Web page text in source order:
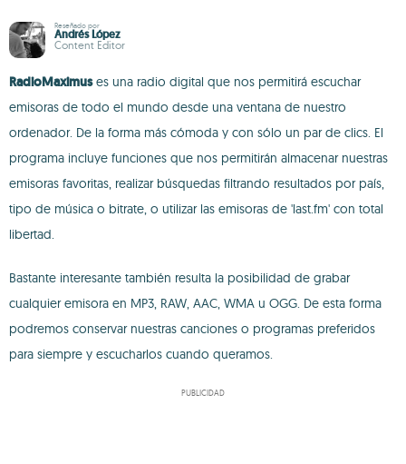
Reseñado por
Andrés López
Content Editor
RadioMaximuses una radio digital que nos permitirá escuchar
emisoras de todo el mundo desde una ventana de nuestro
ordenador. De la forma más cómoda y con sólo un par de clics. El
programa incluye funciones que nos permitirán almacenar nuestras
emisoras favoritas, realizar búsquedas filtrando resultados por país,
tipo de música o bitrate, o utilizar las emisoras de 'last.fm' con total
libertad.
Bastante interesante también resulta la posibilidad de grabar
cualquier emisora en MP3, RAW, AAC, WMA u OGG. De esta forma
podremos conservar nuestras canciones o programas preferidos
para siempre y escucharlos cuando queramos.
PUBLICIDAD